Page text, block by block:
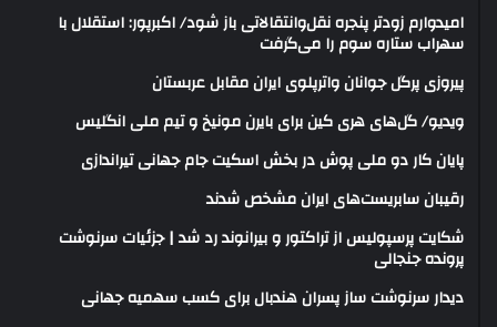
امیدوارم زودتر پنجره نقل‌وانتقالاتی باز شود/ اکبرپور: استقلال با
سهراب ستاره سوم را می‌گرفت
پیروزی پرگل جوانان واترپلوی ایران مقابل عربستان
ویدیو/ گل‌های هری‌ کین برای بایرن مونیخ و تیم ملی انگلیس
پایان کار دو ملی پوش در بخش اسکیت جام جهانی تیراندازی
رقیبان سابریست‌های ایران مشخص شدند
شکایت پرسپولیس از تراکتور و بیرانوند رد شد | جزئیات سرنوشت
پرونده جنجالی
دیدار سرنوشت ساز پسران هندبال برای کسب سهمیه جهانی